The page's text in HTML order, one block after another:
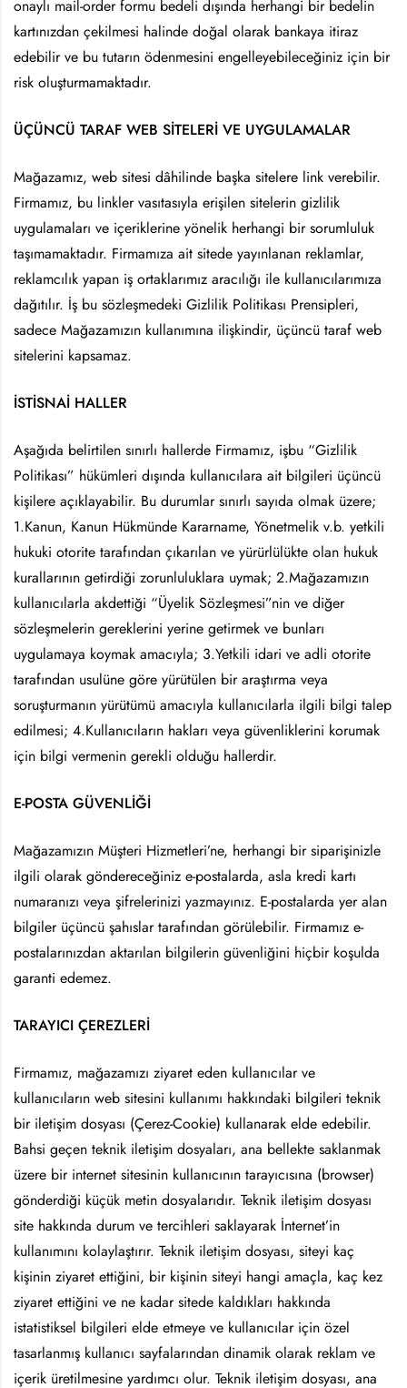
onaylı mail-order formu bedeli dışında herhangi bir bedelin
kartınızdan çekilmesi halinde doğal olarak bankaya itiraz
edebilir ve bu tutarın ödenmesini engelleyebileceğiniz için bir
risk oluşturmamaktadır.
ÜÇÜNCÜ TARAF WEB SİTELERİ VE UYGULAMALAR
Mağazamız, web sitesi dâhilinde başka sitelere link verebilir.
Firmamız, bu linkler vasıtasıyla erişilen sitelerin gizlilik
uygulamaları ve içeriklerine yönelik herhangi bir sorumluluk
taşımamaktadır. Firmamıza ait sitede yayınlanan reklamlar,
reklamcılık yapan iş ortaklarımız aracılığı ile kullanıcılarımıza
dağıtılır. İş bu sözleşmedeki Gizlilik Politikası Prensipleri,
sadece Mağazamızın kullanımına ilişkindir, üçüncü taraf web
sitelerini kapsamaz.
İSTİSNAİ HALLER
Aşağıda belirtilen sınırlı hallerde Firmamız, işbu “Gizlilik
Politikası” hükümleri dışında kullanıcılara ait bilgileri üçüncü
kişilere açıklayabilir. Bu durumlar sınırlı sayıda olmak üzere;
1.Kanun, Kanun Hükmünde Kararname, Yönetmelik v.b. yetkili
hukuki otorite tarafından çıkarılan ve yürürlülükte olan hukuk
kurallarının getirdiği zorunluluklara uymak; 2.Mağazamızın
kullanıcılarla akdettiği “Üyelik Sözleşmesi”nin ve diğer
sözleşmelerin gereklerini yerine getirmek ve bunları
uygulamaya koymak amacıyla; 3.Yetkili idari ve adli otorite
tarafından usulüne göre yürütülen bir araştırma veya
soruşturmanın yürütümü amacıyla kullanıcılarla ilgili bilgi talep
edilmesi; 4.Kullanıcıların hakları veya güvenliklerini korumak
için bilgi vermenin gerekli olduğu hallerdir.
E-POSTA GÜVENLİĞİ
Mağazamızın Müşteri Hizmetleri’ne, herhangi bir siparişinizle
ilgili olarak göndereceğiniz e-postalarda, asla kredi kartı
numaranızı veya şifrelerinizi yazmayınız. E-postalarda yer alan
bilgiler üçüncü şahıslar tarafından görülebilir. Firmamız e-
postalarınızdan aktarılan bilgilerin güvenliğini hiçbir koşulda
garanti edemez.
TARAYICI ÇEREZLERİ
Firmamız, mağazamızı ziyaret eden kullanıcılar ve
kullanıcıların web sitesini kullanımı hakkındaki bilgileri teknik
bir iletişim dosyası (Çerez-Cookie) kullanarak elde edebilir.
Bahsi geçen teknik iletişim dosyaları, ana bellekte saklanmak
üzere bir internet sitesinin kullanıcının tarayıcısına (browser)
gönderdiği küçük metin dosyalarıdır. Teknik iletişim dosyası
site hakkında durum ve tercihleri saklayarak İnternet’in
kullanımını kolaylaştırır. Teknik iletişim dosyası, siteyi kaç
kişinin ziyaret ettiğini, bir kişinin siteyi hangi amaçla, kaç kez
ziyaret ettiğini ve ne kadar sitede kaldıkları hakkında
istatistiksel bilgileri elde etmeye ve kullanıcılar için özel
tasarlanmış kullanıcı sayfalarından dinamik olarak reklam ve
içerik üretilmesine yardımcı olur. Teknik iletişim dosyası, ana